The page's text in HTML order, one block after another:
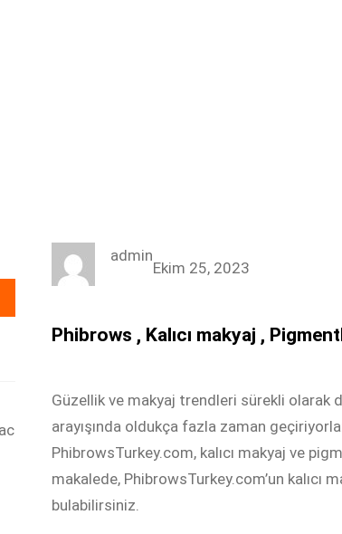
admin
Ekim 25, 2023
Phibrows , Kalıcı makyaj ,
Güzellik ve makyaj trendleri sürekli olarak
arayışında oldukça fazla zaman
PhibrowsTurkey.com, kalıcı makyaj ve
makalede, PhibrowsTurkey.com’un kalıcı
bulabilirsiniz.